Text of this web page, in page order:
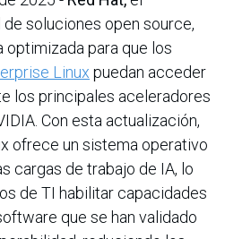
soluciones open source,
optimizada para que los
Linux puedan acceder
los principales aceleradores
Con esta actualización,
ofrece un sistema operativo
cargas de trabajo de IA, lo
de TI habilitar capacidades
que se han validado